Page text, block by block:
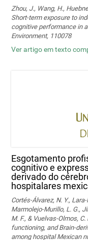
Zhou, J., Wang, H.,
Short-term exposure to
cognitive performance in
Environment, 110078
Ver artigo em texto
Esgotamento
cognitivo e
derivado do
hospitalares
Cortés-Álvarez, N. Y.,
Marmolejo-Murillo, L. G.,
M. F., & Vuelvas-Olmos,
functioning, and Brain-
among hospital Mexican